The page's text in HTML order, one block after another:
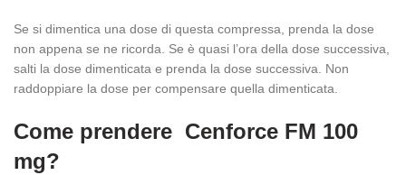
Se si dimentica una dose di questa compressa, prenda la dose
non appena se ne ricorda. Se è quasi l’ora della dose successiva,
salti la dose dimenticata e prenda la dose successiva. Non
raddoppiare la dose per compensare quella dimenticata.
Come prendere Cenforce FM 100
mg?